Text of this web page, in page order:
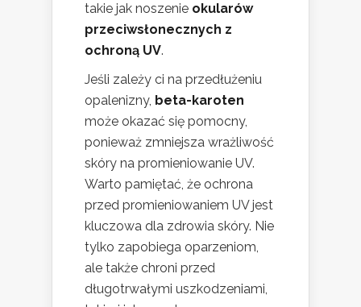
takie jak noszenie okularów
przeciwsłonecznych z
ochroną UV.
Jeśli zależy ci na przedłużeniu
opalenizny, beta-karoten
może okazać się pomocny,
ponieważ zmniejsza wrażliwość
skóry na promieniowanie UV.
Warto pamiętać, że ochrona
przed promieniowaniem UV jest
kluczowa dla zdrowia skóry. Nie
tylko zapobiega oparzeniom,
ale także chroni przed
długotrwałymi uszkodzeniami,